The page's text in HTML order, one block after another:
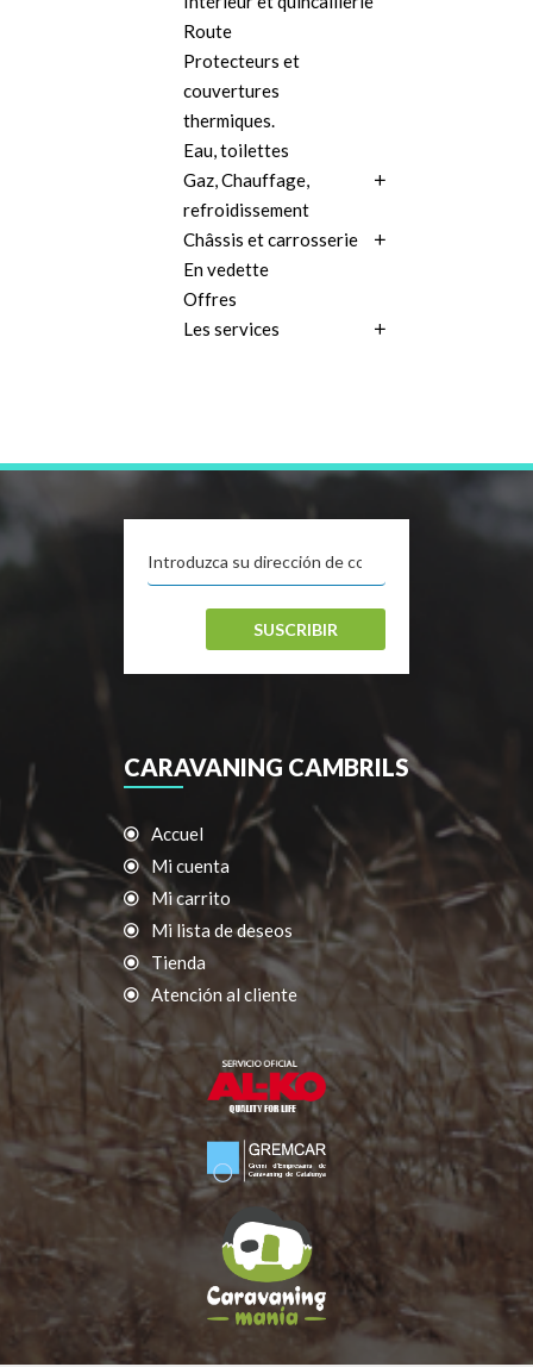
Route
Protecteurs et
couvertures
thermiques.
Eau, toilettes
Gaz, Chauffage,
refroidissement
Châssis et carrosserie
En vedette
Offres
Les services
SUSCRIBIR
CARAVANING CAMBRILS
Accuel
Mi cuenta
Mi carrito
Mi lista de deseos
Tienda
Atención al cliente